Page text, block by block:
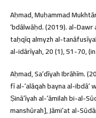
Aḥmad, Muḥammad
ʻbdālwāḥd. (2019). al-
taḥqīq almyzh al-
al-idārīyah, 20 (1), 51-70,
Aḥmad, Saʻdīyah Ibrāhīm.
fī al-ʻalāqah bayna al-
Ṣināʻīyah al-ʻāmilah bi-al-
manshūrah], Jāmiʻat al-